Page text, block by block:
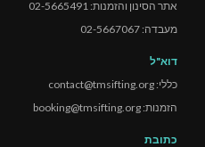
אתר הסינון והזמנות: 02-5665491
מעבדה: 02-5667067
דוא"ל
כללי: contact@tmsifting.org
הזמנות: booking@tmsifting.org
כתובת